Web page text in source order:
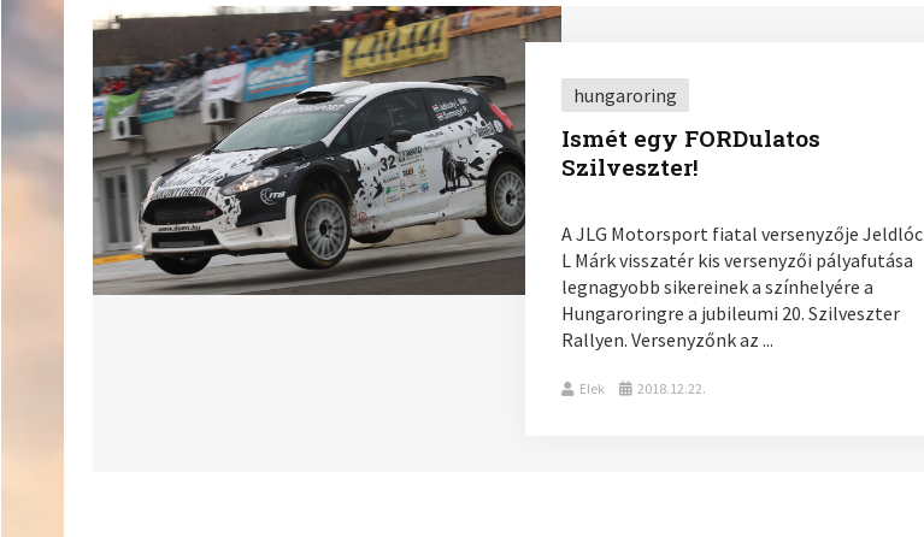
hungaroring
Ismét egy FORDulatos
Szilveszter!
A JLG Motorsport fiatal versenyzője
L Márk visszatér kis versenyzői pályafutása
legnagyobb sikereinek a színhelyére a
Hungaroringre a jubileumi 20. Szilveszter
Rallyen. Versenyzőnk az ...
Elek 2018.12.22.